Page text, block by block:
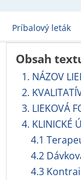
Príbalový leták
Obsah
1. NÁZOV
2.
3. LIEKOVÁ
4. KLINICKÉ
4.1
4.2
4.3